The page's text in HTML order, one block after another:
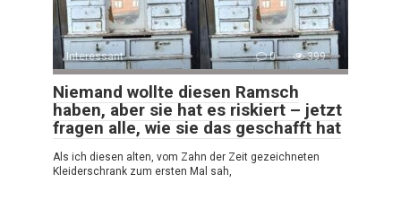
Interessant 0 399
Niemand wollte diesen Ramsch
haben, aber sie hat es riskiert – jetzt
fragen alle, wie sie das geschafft hat
Als ich diesen alten, vom Zahn der Zeit gezeichneten
Kleiderschrank zum ersten Mal sah,